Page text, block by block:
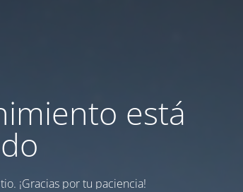
está
¡Gracias por tu paciencia!